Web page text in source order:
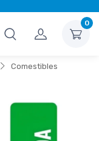
0
Comestibles